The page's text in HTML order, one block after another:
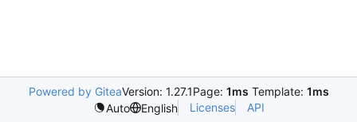
Powered by GiteaVersion: 1.27.1Page: 1ms Template: 1ms
Auto
English Licenses API